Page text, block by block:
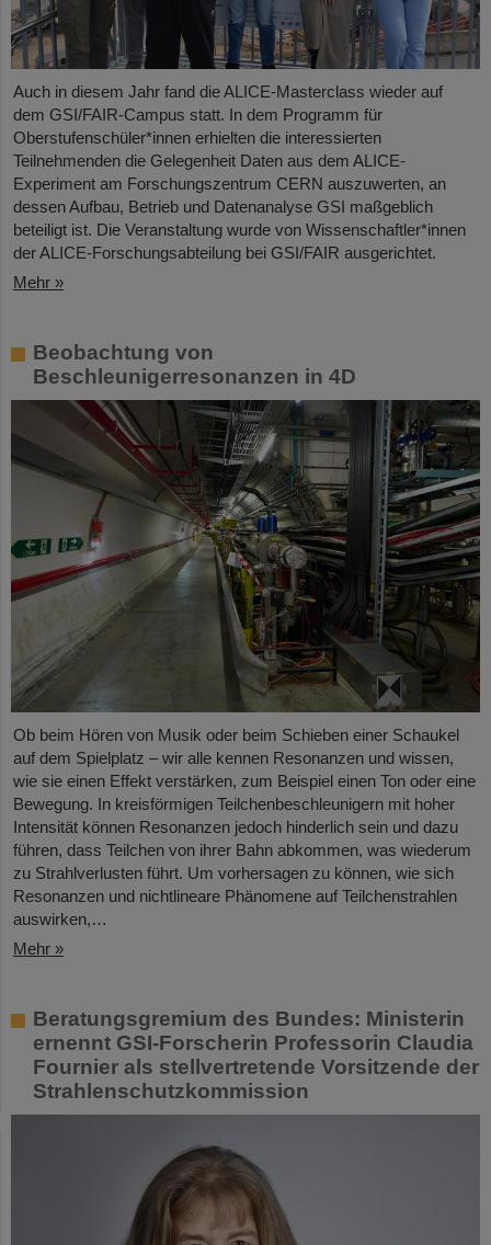
Auch in diesem Jahr fand die ALICE-Masterclass wieder auf
dem GSI/FAIR-Campus statt. In dem Programm für
Oberstufenschüler*innen erhielten die interessierten
Teilnehmenden die Gelegenheit Daten aus dem ALICE-
Experiment am Forschungszentrum CERN auszuwerten, an
dessen Aufbau, Betrieb und Datenanalyse GSI maßgeblich
beteiligt ist. Die Veranstaltung wurde von Wissenschaftler*innen
der ALICE-Forschungsabteilung bei GSI/FAIR ausgerichtet.
Mehr »
Beobachtung von
Beschleunigerresonanzen in 4D
Ob beim Hören von Musik oder beim Schieben einer Schaukel
auf dem Spielplatz – wir alle kennen Resonanzen und wissen,
wie sie einen Effekt verstärken, zum Beispiel einen Ton oder eine
Bewegung. In kreisförmigen Teilchenbeschleunigern mit hoher
Intensität können Resonanzen jedoch hinderlich sein und dazu
führen, dass Teilchen von ihrer Bahn abkommen, was wiederum
zu Strahlverlusten führt. Um vorhersagen zu können, wie sich
Resonanzen und nichtlineare Phänomene auf Teilchenstrahlen
auswirken,…
Mehr »
Beratungsgremium des Bundes: Ministerin
ernennt GSI-Forscherin Professorin Claudia
Fournier als stellvertretende Vorsitzende der
Strahlenschutzkommission